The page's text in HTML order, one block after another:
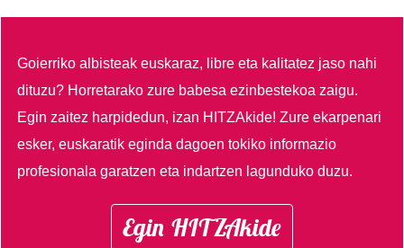
Goierriko albisteak euskaraz, libre eta kalitatez jaso nahi
dituzu? Horretarako zure babesa ezinbestekoa zaigu.
Egin zaitez harpidedun, izan HITZAkide!Zure ekarpenari
esker, euskaratik eginda dagoen tokiko informazio
profesionala garatzen eta indartzen lagunduko duzu.
Egin HITZAkide